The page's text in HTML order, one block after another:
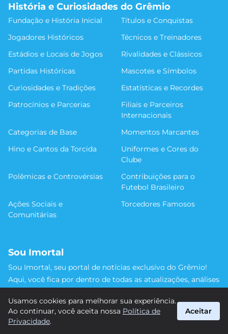
História e Curiosidades do Grêmio
Fundação e História Inicial
Títulos e Conquistas
Jogadores Históricos
Técnicos e Treinadores
Estádios e Locais de Jogos
Rivalidades e Clássicos
Partidas Históricas
Mascotes e Símbolos
Curiosidades e Tradições
Estatísticas e Recordes
Patrocínios e Parcerias
Filiais e Parceiros
Internacionais
Categorias de Base
Momentos Marcantes
Hino e Cantos da Torcida
Uniformes e Cores do
Clube
Polêmicas e Controvérsias
Contribuições para o
Futebol Brasileiro
Ações Sociais e
Comunitárias
Torcedores Famosos
Sou Imortal
Sou Imortal, seu portal de notícias exclusivo do Grêmio!
Aqui, você fica por dentro de todas as atualizações, análises
detalhe da trajetória do nosso time rumo às vitórias!
#Grêmio #SouImortal
Usamos cookies para melhorar sua experiência.
Ao continuar, você aceita nossa Política de
Privacidade.
Aceitar